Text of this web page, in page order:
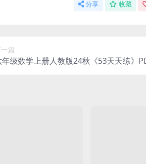
分享 收藏
篇
年级数学上册人教版24秋《53天天练》